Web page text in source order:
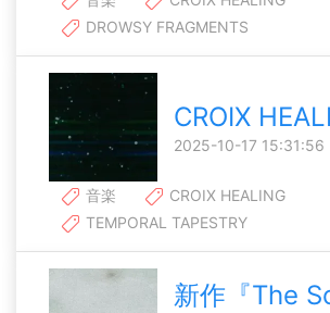
DROWSY FRAGMENTS
CROIX
2025-10-17 15:31:56
音楽
CROIX HEALING
TEMPORAL TAPESTRY
新作『The